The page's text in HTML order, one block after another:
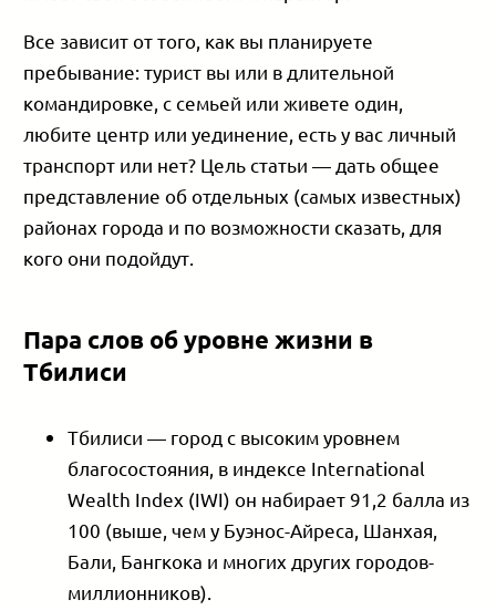
Все зависит от того, как вы планируете
пребывание: турист вы или в длительной
командировке, с семьей или живете один,
любите центр или уединение, есть у вас личный
транспорт или нет? Цель статьи — дать общее
представление об отдельных (самых известных)
районах города и по возможности сказать, для
кого они подойдут.
Пара слов об уровне жизни в
Тбилиси
Тбилиси — город с высоким уровнем
благосостояния, в индексе International
Wealth Index (IWI) он набирает 91,2 балла из
100 (выше, чем у Буэнос-Айреса, Шанхая,
Бали, Бангкока и многих других городов-
миллионников).